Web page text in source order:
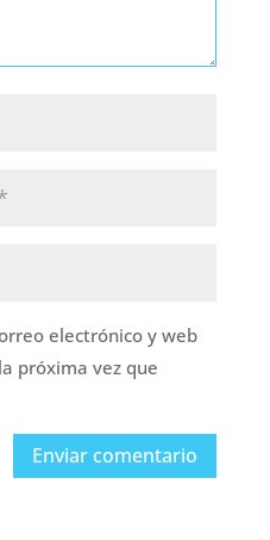
electrónico y web
próxima vez que